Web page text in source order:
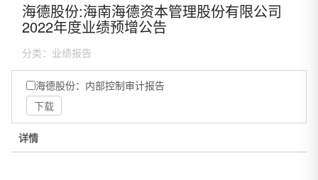
海德股份:海南海德资本管理股份有限公司
2022年度业绩预增公告
分类： 业绩报告
海德股份：内部控制审计报告
下载
详情